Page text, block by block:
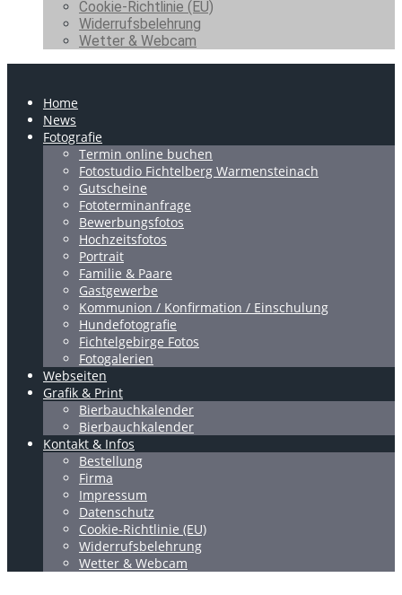
Cookie-Richtlinie (EU)
Widerrufsbelehrung
Wetter & Webcam
Home
News
Fotografie
Termin online buchen
Fotostudio Fichtelberg Warmensteinach
Gutscheine
Fototerminanfrage
Bewerbungsfotos
Hochzeitsfotos
Portrait
Familie & Paare
Gastgewerbe
Kommunion / Konfirmation / Einschulung
Hundefotografie
Fichtelgebirge Fotos
Fotogalerien
Webseiten
Grafik & Print
Bierbauchkalender
Bierbauchkalender
Kontakt & Infos
Bestellung
Firma
Impressum
Datenschutz
Cookie-Richtlinie (EU)
Widerrufsbelehrung
Wetter & Webcam